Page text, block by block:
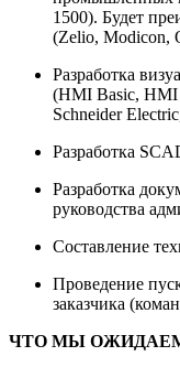
1500). Будет
(Zelio, Modicon,
Разработка
(HMI Basic, HMI
Schneider
Разработка
Разработка
руководства
Составление
Проведение
заказчика
ЧТО МЫ